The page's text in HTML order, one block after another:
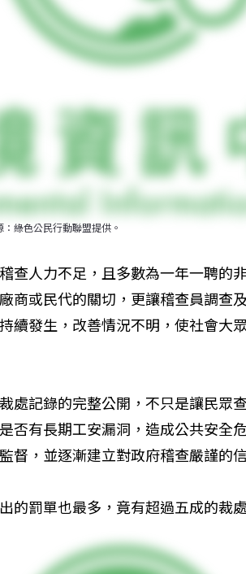
綠色公民行動聯盟提供。
查人力不足，且多數為一年一聘的
商或民代的關切，更讓稽查員調查
續發生，改善情況不明，使社會大
處記錄的完整公開，不只是讓民眾
否有長期工安漏洞，造成公共安全
督，並逐漸建立對政府稽查嚴謹的
的罰單也最多，竟有超過五成的裁